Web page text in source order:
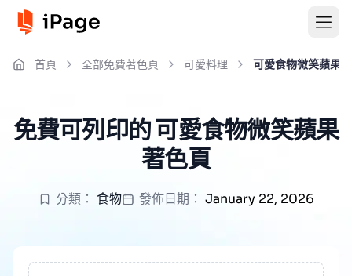
首頁 全部免費著色頁 可愛料理 可愛食物微笑蘋果
免費可列印的 可愛食物微笑蘋果
著色頁
分類： 食物 發佈日期： January 22, 2026